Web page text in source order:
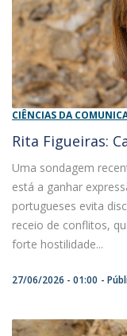
CIÊNCIAS DA
Rita Figueiras:
Uma sondagem
está a ganhar
portugueses evita
receio de conflitos,
forte hostilidade...
27/06/2026 - 01:00